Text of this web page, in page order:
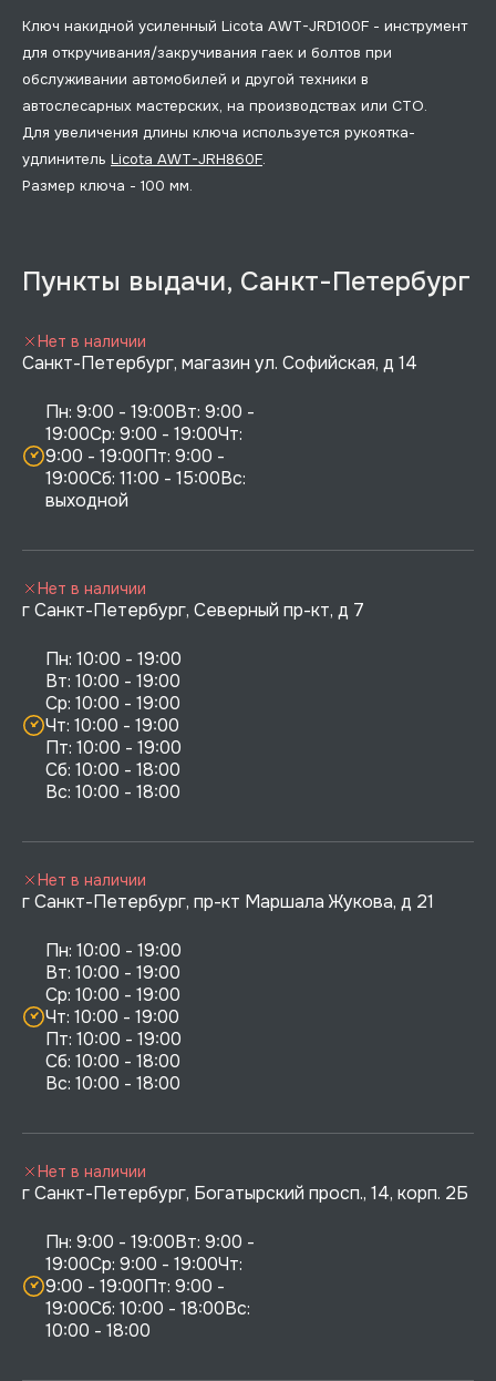
Ключ накидной усиленный Licota AWT-JRD100F - инструмент
для откручивания/закручивания гаек и болтов при
обслуживании автомобилей и другой техники в
автослесарных мастерских, на производствах или СТО.
Для увеличения длины ключа используется рукоятка-
удлинитель Licota AWT-JRH860F.
Размер ключа - 100 мм.
Пункты выдачи, Санкт-Петербург
Санкт-Петербург, магазин ул. Софийская, д 14
Пн: 9:00 - 19:00Вт: 9:00 -
19:00Ср: 9:00 - 19:00Чт:
9:00 - 19:00Пт: 9:00 -
19:00Сб: 11:00 - 15:00Вс:
выходной
Нет в наличии
г Санкт-Петербург, Северный пр-кт, д 7
Пн: 10:00 - 19:00
Вт: 10:00 - 19:00
Ср: 10:00 - 19:00
Чт: 10:00 - 19:00
Пт: 10:00 - 19:00
Сб: 10:00 - 18:00
Нет в наличии
г Санкт-Петербург, пр-кт Маршала Жукова, д 21
Пн: 10:00 - 19:00
Вт: 10:00 - 19:00
Ср: 10:00 - 19:00
Чт: 10:00 - 19:00
Пт: 10:00 - 19:00
Сб: 10:00 - 18:00
Нет в наличии
г Санкт-Петербург, Богатырский просп., 14, корп. 2Б
Пн: 9:00 - 19:00Вт: 9:00 -
19:00Ср: 9:00 - 19:00Чт:
9:00 - 19:00Пт: 9:00 -
19:00Сб: 10:00 - 18:00Вс:
10:00 - 18:00
Нет в наличии